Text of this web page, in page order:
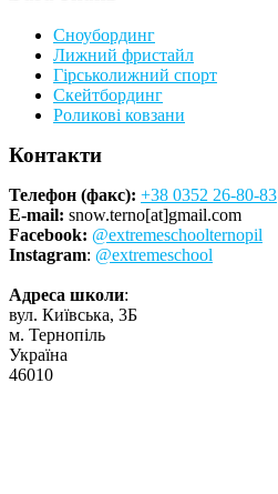
Сноубординг
Лижний фристайл
Гірськолижний спорт
Скейтбординг
Роликові ковзани
Контакти
Телефон (факс): +38 0352 26-80-83
E-mail: snow.terno[at]gmail.com
Facebook: @extremeschoolternopil
Instagram: @extremeschool
Адреса школи:
вул. Київська, 3Б
м. Тернопіль
Україна
46010